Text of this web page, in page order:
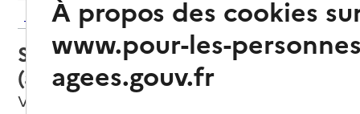
Retour aux résultats de l'annuaire
Service autonomie à domicile
(aide) – ADMR
Veurey-Voroize, ISERE
À propos des cookies
www.pour-les-
agees.gouv.fr